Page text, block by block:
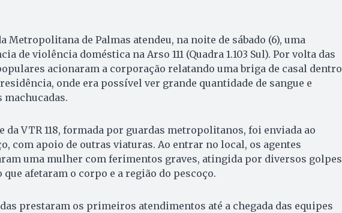
Metropolitana de Palmas atendeu, na noite de sábado (6), uma
de violência doméstica na Arso 111 (Quadra 1.103 Sul). Por volta das
acionaram a corporação relatando uma briga de casal dentro
onde era possível ver grande quantidade de sangue e
machucadas.
da VTR 118, formada por guardas metropolitanos, foi enviada ao
com apoio de outras viaturas. Ao entrar no local, os agentes
uma mulher com ferimentos graves, atingida por diversos golpes
que afetaram o corpo e a região do pescoço.
prestaram os primeiros atendimentos até a chegada das equipes